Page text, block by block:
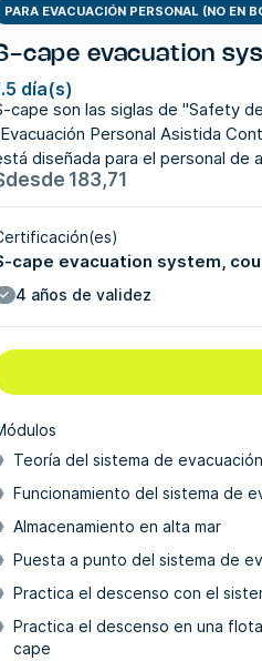
PARA EVACUACIÓN PERSONAL (NO EN
cape evacuation
día(s)
cape son las siglas de "Safety
Personal Asistida
diseñada para el personal de
desde 183,71
cape evacuation system,
4 años de validez
Teoría del sistema de
Funcionamiento del sistema de
Almacenamiento en alta mar
Puesta a punto del sistema de
Practica el descenso con el
Practica el descenso en una
cape